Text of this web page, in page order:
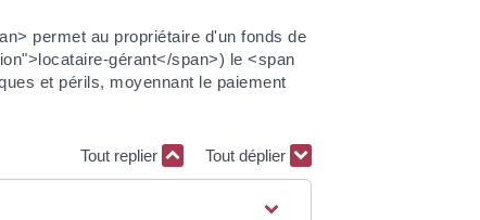
permet au propriétaire d'un fonds de
gérant</span>) le <span
et périls, moyennant le paiement
Tout replier Tout déplier